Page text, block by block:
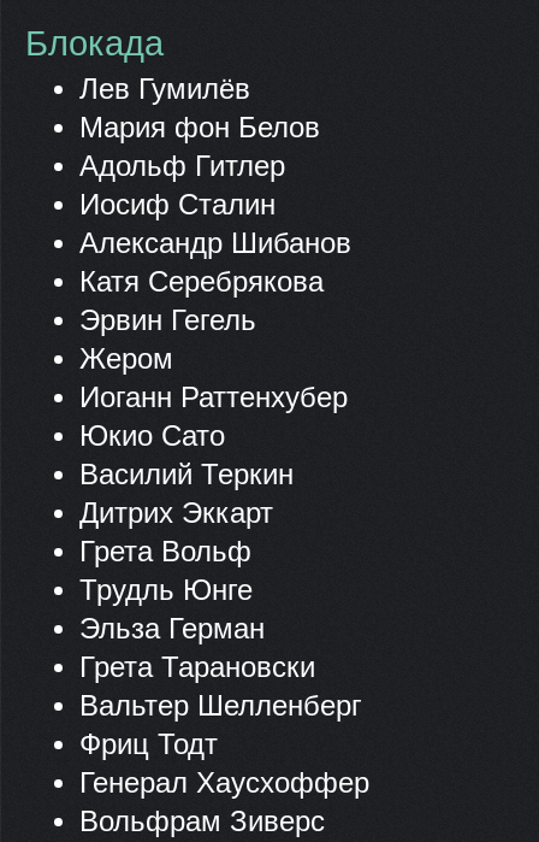
Блокада
Лев Гумилёв
Мария фон Белов
Адольф Гитлер
Иосиф Сталин
Александр Шибанов
Катя Серебрякова
Эрвин Гегель
Жером
Иоганн Раттенхубер
Юкио Сато
Василий Теркин
Дитрих Эккарт
Грета Вольф
Трудль Юнге
Эльза Герман
Грета Тарановски
Вальтер Шелленберг
Фриц Тодт
Генерал Хаусхоффер
Вольфрам Зиверс